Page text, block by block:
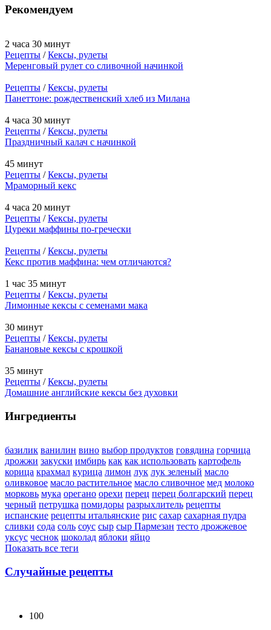
Рекомендуем
2 часа 30 минут
Рецепты /Кексы, рулеты
Меренговый рулет со сливочной начинкой
Рецепты /Кексы, рулеты
Панеттоне: рождественский хлеб из Милана
4 часа 30 минут
Рецепты /Кексы, рулеты
Праздничный калач с начинкой
45 минут
Рецепты /Кексы, рулеты
Мраморный кекс
4 часа 20 минут
Рецепты /Кексы, рулеты
Цуреки маффины по-гречески
Рецепты /Кексы, рулеты
Кекс против маффина: чем отличаются?
1 час 35 минут
Рецепты /Кексы, рулеты
Лимонные кексы с семенами мака
30 минут
Рецепты /Кексы, рулеты
Банановые кексы с крошкой
35 минут
Рецепты /Кексы, рулеты
Домашние английские кексы без духовки
Ингредиенты
базилик ванилин вино выбор продуктов говядина горчица
дрожжи закуски имбирь как как использовать картофель
корица крахмал курица лимон лук лук зеленый масло
оливковое масло растительное масло сливочное мед молоко
морковь мука орегано орехи перец перец болгарский перец
черный петрушка помидоры разрыхлитель рецепты
испанские рецепты итальянские рис сахар сахарная пудра
сливки сода соль соус сыр сыр Пармезан тесто дрожжевое
уксус чеснок шоколад яблоки яйцо
Показать все теги
Случайные рецепты
100